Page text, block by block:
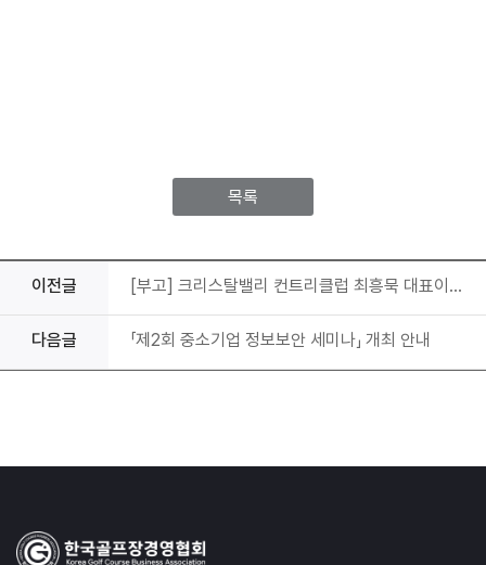
목록
이전글 [부고] 크리스탈밸리 컨트리클럽 최흥묵 대표이사 빙모상
다음글 「제2회 중소기업 정보보안 세미나」 개최 안내